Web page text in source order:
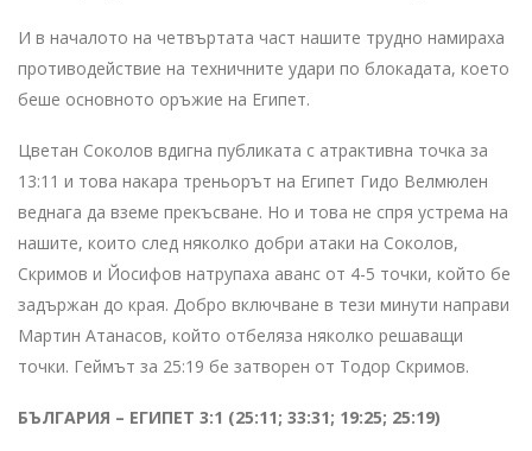
И в началото на четвъртата част нашите трудно намираха
противодействие на техничните удари по блокадата, което
беше основното оръжие на Египет.
Цветан Соколов вдигна публиката с атрактивна точка за
13:11 и това накара треньорът на Египет Гидо Велмюлен
веднага да вземе прекъсване. Но и това не спря устрема на
нашите, които след няколко добри атаки на Соколов,
Скримов и Йосифов натрупаха аванс от 4-5 точки, който бе
задържан до края. Добро включване в тези минути направи
Мартин Атанасов, който отбеляза няколко решаващи
точки. Геймът за 25:19 бе затворен от Тодор Скримов.
БЪЛГАРИЯ – ЕГИПЕТ 3:1 (25:11; 33:31; 19:25; 25:19)